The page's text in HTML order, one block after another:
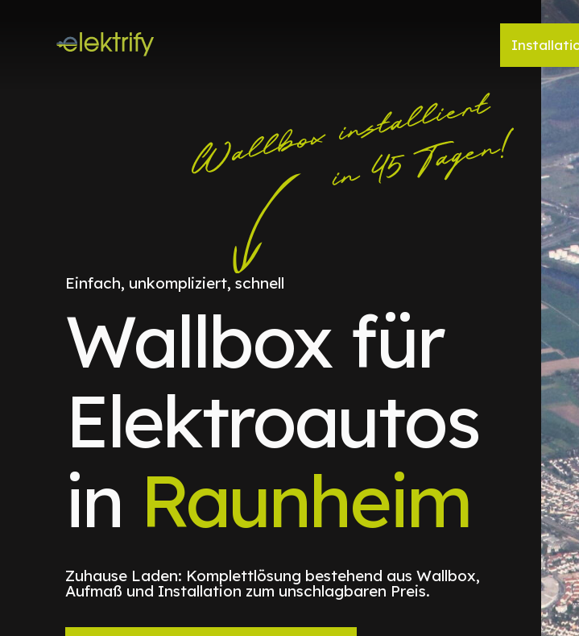
Einfach, unkompliziert, schnell
Wallbox für
Elektroautos
in Raunheim
Zuhause Laden: Komplettlösung bestehend aus Wallbox,
Aufmaß und Installation zum unschlagbaren Preis.